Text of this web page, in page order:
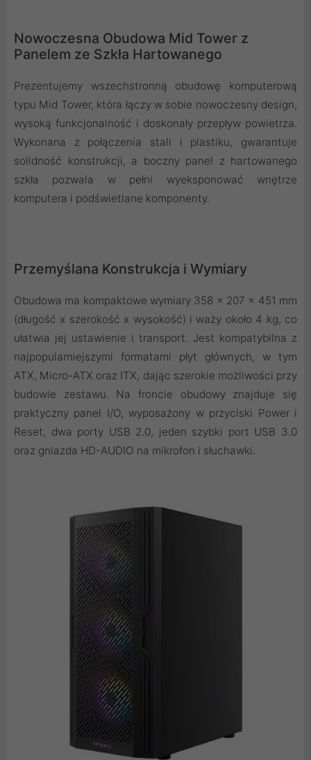
Nowoczesna Obudowa Mid Tower z
Panelem ze Szkła Hartowanego
Prezentujemy wszechstronną obudowę komputerową
typu Mid Tower, która łączy w sobie nowoczesny design,
wysoką funkcjonalność i doskonały przepływ powietrza.
Wykonana z połączenia stali i plastiku, gwarantuje
solidność konstrukcji, a boczny panel z hartowanego
szkła pozwala w pełni wyeksponować wnętrze
komputera i podświetlane komponenty.
Przemyślana Konstrukcja i Wymiary
Obudowa ma kompaktowe wymiary 358 x 207 x 451 mm
(długość x szerokość x wysokość) i waży około 4 kg, co
ułatwia jej ustawienie i transport. Jest kompatybilna z
najpopularniejszymi formatami płyt głównych, w tym
ATX, Micro-ATX oraz ITX, dając szerokie możliwości przy
budowie zestawu. Na froncie obudowy znajduje się
praktyczny panel I/O, wyposażony w przyciski Power i
Reset, dwa porty USB 2.0, jeden szybki port USB 3.0
oraz gniazda HD-AUDIO na mikrofon i słuchawki.